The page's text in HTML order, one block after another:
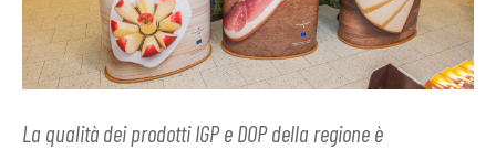
La qualità dei prodotti IGP e DOP della regione è